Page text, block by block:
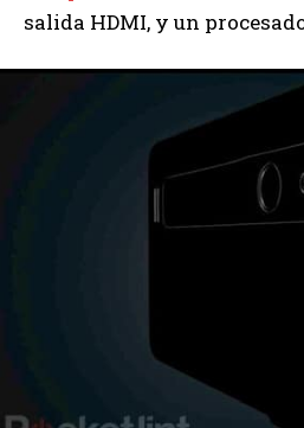
salida HDMI, y un